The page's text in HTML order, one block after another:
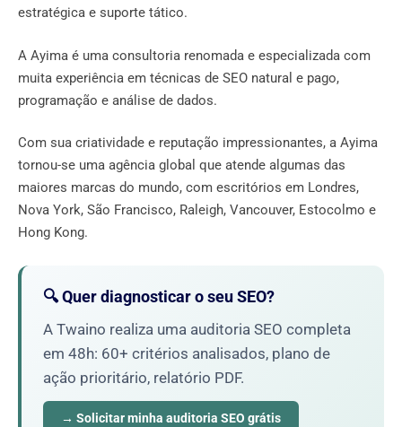
estratégica e suporte tático.
A Ayima é uma consultoria renomada e especializada com
muita experiência em técnicas de SEO natural e pago,
programação e análise de dados.
Com sua criatividade e reputação impressionantes, a Ayima
tornou-se uma agência global que atende algumas das
maiores marcas do mundo, com escritórios em Londres,
Nova York, São Francisco, Raleigh, Vancouver, Estocolmo e
Hong Kong.
🔍 Quer diagnosticar o seu SEO?
A Twaino realiza uma auditoria SEO completa
em 48h: 60+ critérios analisados, plano de
ação prioritário, relatório PDF.
→ Solicitar minha auditoria SEO grátis